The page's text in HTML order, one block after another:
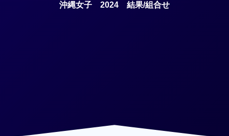
沖縄女子 2024 結果/組合せ